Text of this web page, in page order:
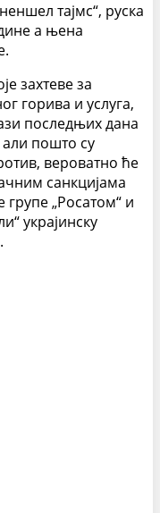
тајмс“, руска
а њена
захтеве за
горива и услуга,
последњих дана
пошто су
вероватно ће
санкцијама
„Росатом“ и
украјинску